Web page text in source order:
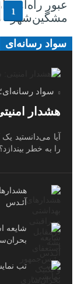
عبور راه‌آهن از
مشگین‌شهر
1
سواد رسانه‌ای
سواد رسانه‌ای؛
هشدار
آیا می‌دانستید
را به خطر بیندازد؟
آئـدس
شایعه
تب